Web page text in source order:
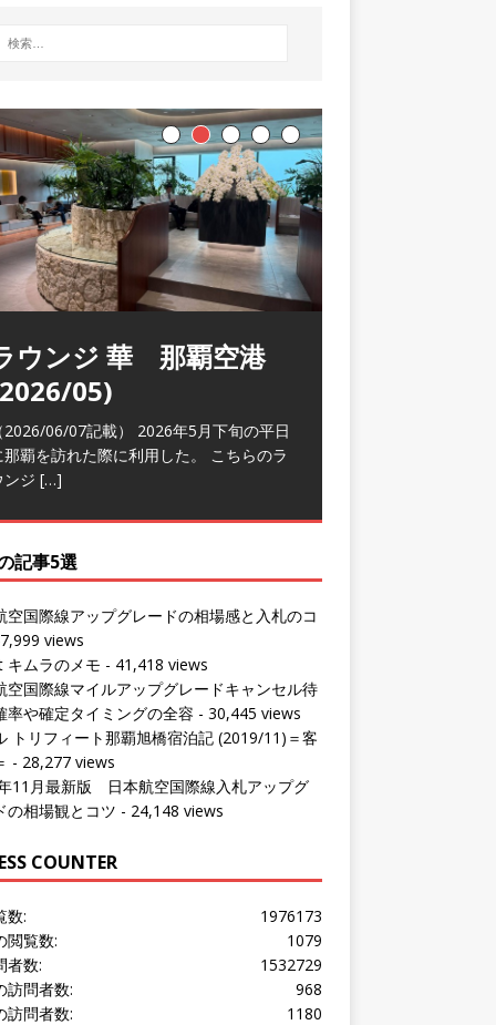
ウンジ 華 那覇空港
05)
（2026/06/07記載） 2026年5月下旬の平日
那覇を訪れた際に利用した。 こちらのラ
ンジ […]
記事5選
空国際線アップグレードの相場感と入札のコ
views
キムラのメモ - 41,418 views
空国際線マイルアップグレードキャンセル待
率や確定タイミングの全容 - 30,445 views
トリフィート那覇旭橋宿泊記 (2019/11)＝客
- 28,277 views
11月最新版 日本航空国際線入札アップグ
の相場観とコツ - 24,148 views
COUNTER
1976173
数:
1079
閲覧数:
1532729
者数:
968
訪問者数:
1180
訪問者数: